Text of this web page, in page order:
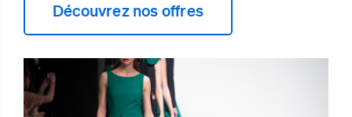
Découvrez nos offres